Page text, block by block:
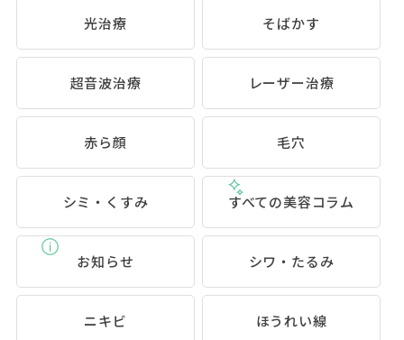
光治療 そばかす
超音波治療 レーザー治療
赤ら顔 毛穴
シミ・くすみ すべての美容コラム
お知らせ シワ・たるみ
ニキビ ほうれい線